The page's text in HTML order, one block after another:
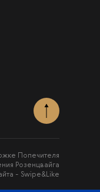
Попечителя
Розенцвайга
- Swipe&Like